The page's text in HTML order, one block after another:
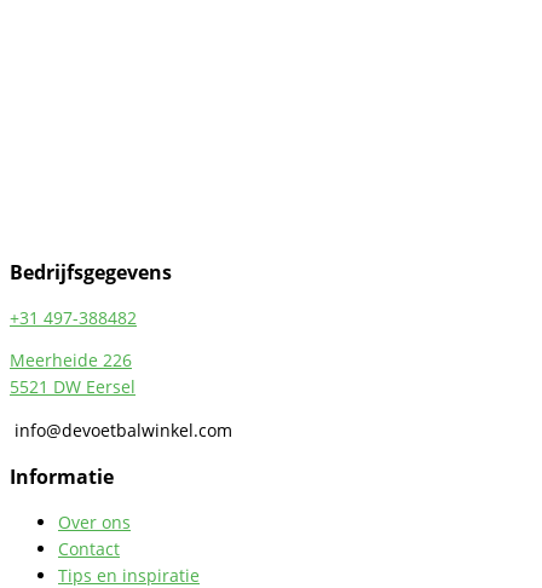
Bedrijfsgegevens
+31 497-388482
Meerheide 226
5521 DW Eersel
info@devoetbalwinkel.com
Informatie
Over ons
Contact
Tips en inspiratie